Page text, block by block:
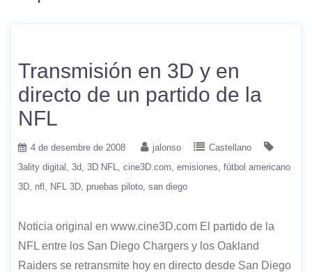
Transmisión en 3D y en
directo de un partido de la
NFL
4 de desembre de 2008 jalonso
Castellano
3ality digital
3d 3D NFL cine3D.com emisiones fútbol americano
3D nfl NFL 3D pruebas piloto san diego
Noticia original en www.cine3D.com El partido de la
NFL entre los San Diego Chargers y los Oakland
Raiders se retransmite hoy en directo desde San Diego